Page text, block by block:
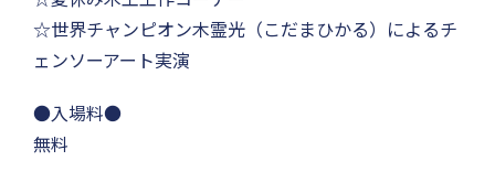
☆世界チャンピオン木霊光（こだまひかる）によるチ
ェンソーアート実演
●入場料●
無料